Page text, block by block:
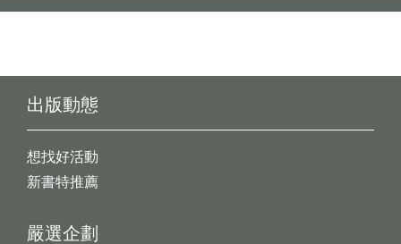
出版動態
想找好活動
新書特推薦
嚴選企劃